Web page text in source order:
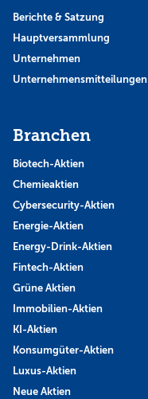
Berichte & Satzung
Hauptversammlung
Unternehmen
Unternehmensmitteilungen
Branchen
Biotech-Aktien
Chemieaktien
Cybersecurity-Aktien
Energie-Aktien
Energy-Drink-Aktien
Fintech-Aktien
Grüne Aktien
Immobilien-Aktien
KI-Aktien
Konsumgüter-Aktien
Luxus-Aktien
Neue Aktien